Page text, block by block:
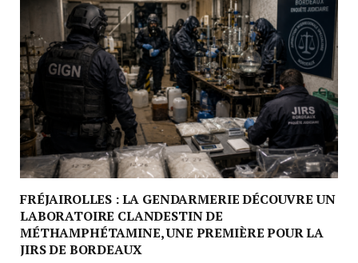
FRÉJAIROLLES : LA GENDARMERIE DÉCOUVRE UN
LABORATOIRE CLANDESTIN DE
MÉTHAMPHÉTAMINE, UNE PREMIÈRE POUR LA
JIRS DE BORDEAUX